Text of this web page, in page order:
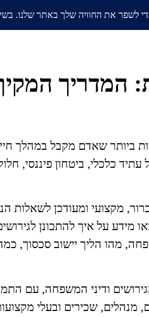
אודות
המדריך
כלכלי, ביטחון פיננסי,
מקצועי ומעודכן לשאלות
מידע על איך להתכונן
מהו הליך יישוב סכסוך,
מעשי של 25 שנים בתחום הגירושים
מנהלים, שכירים ובעלי